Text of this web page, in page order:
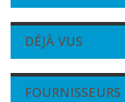
DÉJÀ VUS
FOURNISSEURS